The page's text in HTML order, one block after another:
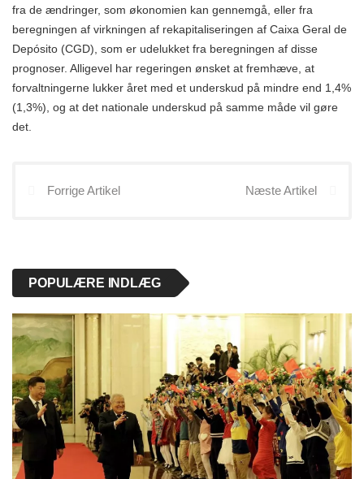
fra de ændringer, som økonomien kan gennemgå, eller fra
beregningen af ​​virkningen af ​​rekapitaliseringen af ​​Caixa Geral de
Depósito (CGD), som er udelukket fra beregningen af ​​disse
prognoser. Alligevel har regeringen ønsket at fremhæve, at
forvaltningerne lukker året med et underskud på mindre end 1,4%
(1,3%), og at det nationale underskud på samme måde vil gøre
det.
Forrige Artikel Næste Artikel
POPULÆRE INDLÆG